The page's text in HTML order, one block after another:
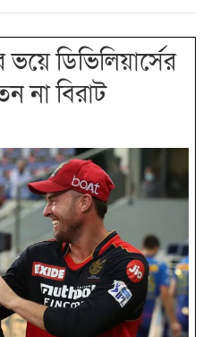
ডিভিলিয়ার্সের
না বিরাট